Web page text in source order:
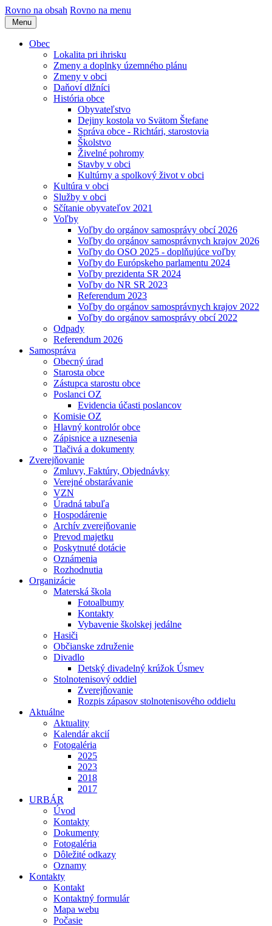
Rovno na obsah Rovno na menu
Menu
Obec
Lokalita pri ihrisku
Zmeny a doplnky územného plánu
Zmeny v obci
Daňoví dlžníci
História obce
Obyvateľstvo
Dejiny kostola vo Svätom Štefane
Správa obce - Richtári, starostovia
Školstvo
Živelné pohromy
Stavby v obci
Kultúrny a spolkový život v obci
Kultúra v obci
Služby v obci
Sčítanie obyvateľov 2021
Voľby
Voľby do orgánov samosprávy obcí 2026
Voľby do orgánov samosprávnych krajov 2026
Voľby do OSO 2025 - doplňujúce voľby
Voľby do Európskeho parlamentu 2024
Voľby prezidenta SR 2024
Voľby do NR SR 2023
Referendum 2023
Voľby do orgánov samosprávnych krajov 2022
Voľby do orgánov samosprávy obcí 2022
Odpady
Referendum 2026
Samospráva
Obecný úrad
Starosta obce
Zástupca starostu obce
Poslanci OZ
Evidencia účasti poslancov
Komisie OZ
Hlavný kontrolór obce
Zápisnice a uznesenia
Tlačivá a dokumenty
Zverejňovanie
Zmluvy, Faktúry, Objednávky
Verejné obstarávanie
VZN
Úradná tabuľa
Hospodárenie
Archív zverejňovanie
Prevod majetku
Poskytnuté dotácie
Oznámenia
Rozhodnutia
Organizácie
Materská škola
Fotoalbumy
Kontakty
Vybavenie školskej jedálne
Hasiči
Občianske združenie
Divadlo
Detský divadelný krúžok Úsmev
Stolnotenisový oddiel
Zverejňovanie
Rozpis zápasov stolnotenisového oddielu
Aktuálne
Aktuality
Kalendár akcií
Fotogaléria
2025
2023
2018
2017
URBÁR
Úvod
Kontakty
Dokumenty
Fotogaléria
Dôležité odkazy
Oznamy
Kontakty
Kontakt
Kontaktný formulár
Mapa webu
Počasie